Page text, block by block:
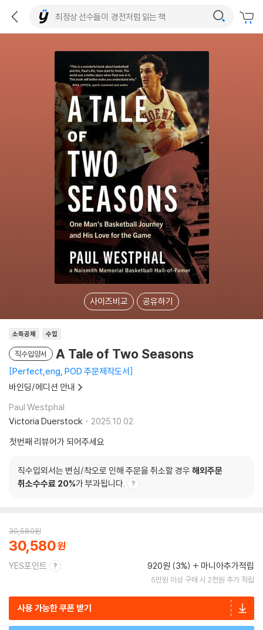
사이즈비교 공유하기
소득공제 수입
직수입양서 A Tale of Two Seasons
Perfect,eng, POD 주문제작도서
바인딩/에디션 안내
Paul Westphal
Victoria Duerstock
2025.10.02.
첫번째 리뷰어가 되어주세요
직수입외서는 변심/착오로 인해 주문을 취소할 경우 해외주문
취소수수료 20%가 부과됩니다.
30,580원
30,580
YES포인트 920원 (3%) 마니아추가적립
5만원 이상 구매 시 2천원 추가 적립
사용 가능한 쿠폰 받기